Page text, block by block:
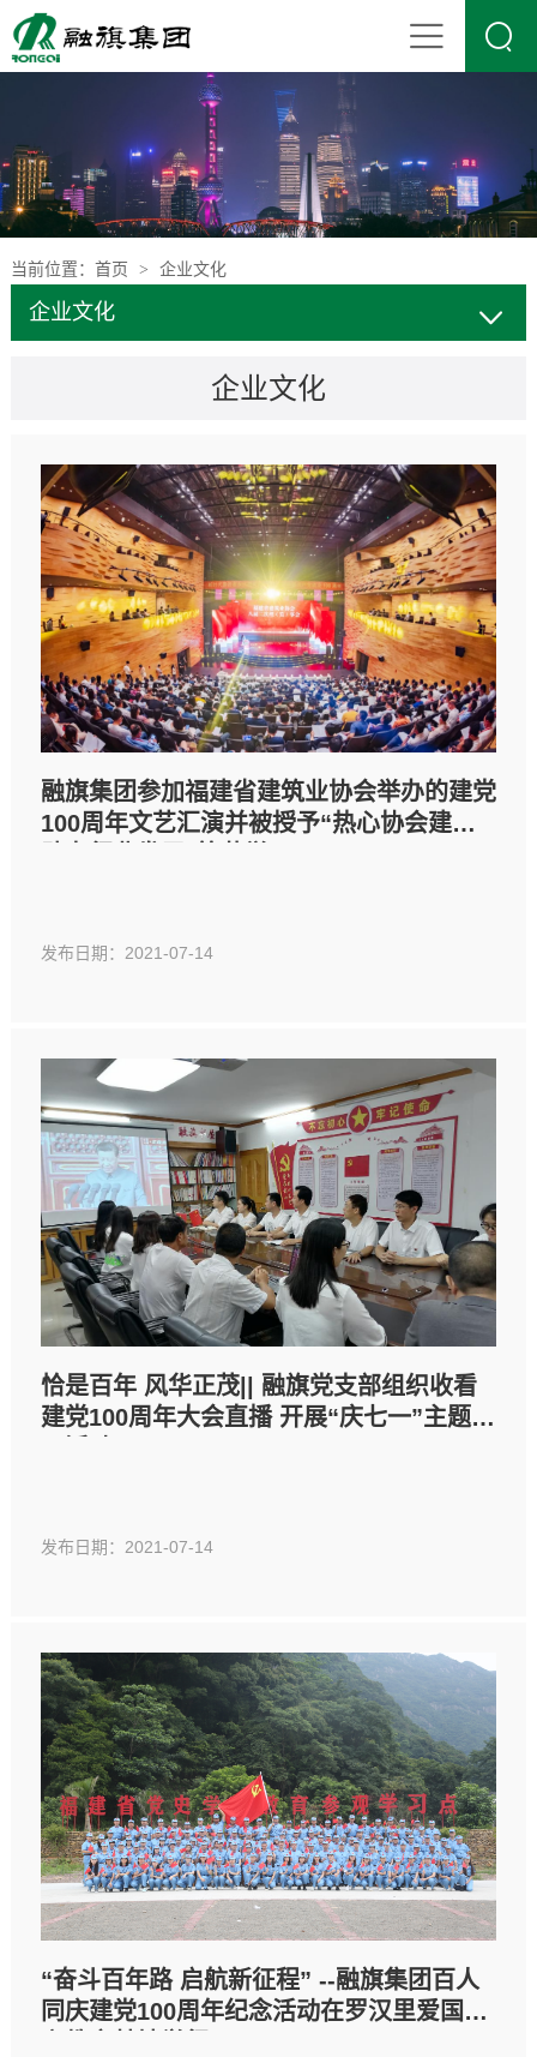

当前位置： 首页 > 企业文化
企业文化
企业文化
融旗集团参加福建省建筑业协会举办的建党
100周年文艺汇演并被授予“热心协会建设
发布日期：2021-07-14
恰是百年 风华正茂|| 融旗党支部组织收看
建党100周年大会直播 开展“庆七一”主题党
发布日期：2021-07-14
“奋斗百年路 启航新征程” --融旗集团百人
同庆建党100周年纪念活动在罗汉里爱国主